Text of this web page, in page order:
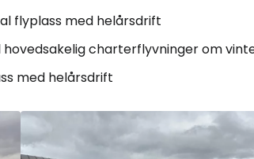
flyplass med helårsdrift
charterflyvninger om
med helårsdrift
Fortsett med Facebook